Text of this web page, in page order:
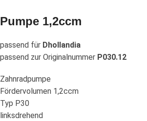
Pumpe 1,2ccm
passend für Dhollandia
passend zur Originalnummer P030.12
Zahnradpumpe
Fördervolumen 1,2ccm
Typ P30
linksdrehend